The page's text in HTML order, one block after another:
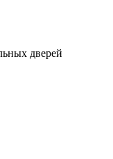
дверей